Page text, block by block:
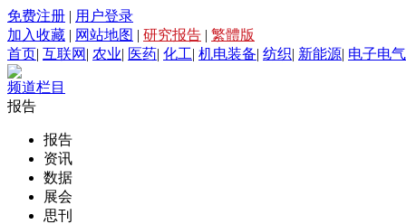
免费注册 | 用户登录
加入收藏 | 网站地图 | 研究报告 | 繁體版
首页| 互联网 | 农业| 医药| 化工| 机电装备| 纺织| 新能源| 电子电气
频道栏目
报告
报告
资讯
数据
展会
思刊